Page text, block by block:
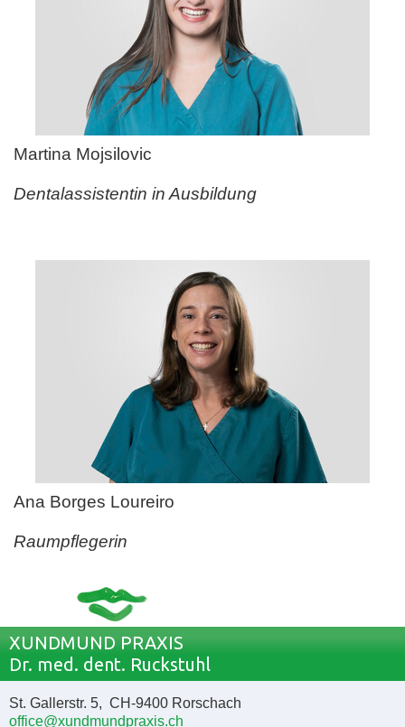
Martina Mojsilovic
Dentalassistentin in Ausbildung
Ana Borges Loureiro
Raumpflegerin
XUNDMUND PRAXIS
Dr. med. dent. Ruckstuhl
St. Gallerstr. 5, CH-9400 Rorschach
office@xundmundpraxis.ch